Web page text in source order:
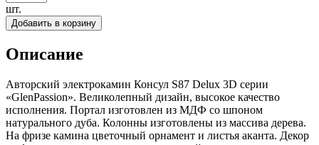
шт.
Добавить в корзину
Описание
Авторский электрокамин Консул S87 Delux 3D серии
«GlenPassion». Великолепный дизайн, высокое качество
исполнения. Портал изготовлен из МДФ со шпоном
натурального дуба. Колонны изготовлены из массива дерева.
На фризе камина цветочный орнамент и листья аканта. Декор